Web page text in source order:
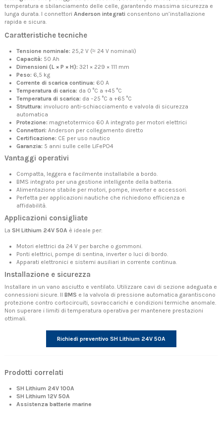
temperatura e sbilanciamento delle celle, garantendo massima sicurezza e
lunga durata. I connettori Anderson integrati consentono un’installazione
rapida e sicura.
Caratteristiche tecniche
Tensione nominale: 25,2 V (≈ 24 V nominali)
Capacità: 50 Ah
Dimensioni (L × P × H): 321 × 229 × 111 mm
Peso: 6,5 kg
Corrente di scarica continua: 60 A
Temperatura di carica: da 0 °C a +45 °C
Temperatura di scarica: da –25 °C a +65 °C
Struttura: involucro anti-schiacciamento e valvola di sicurezza
automatica
Protezione: magnetotermico 60 A integrato per motori elettrici
Connettori: Anderson per collegamento diretto
Certificazione: CE per uso nautico
Garanzia: 5 anni sulle celle LiFePO4
Vantaggi operativi
Compatta, leggera e facilmente installabile a bordo.
BMS integrato per una gestione intelligente della batteria.
Alimentazione stabile per motori, pompe, inverter e accessori.
Perfetta per applicazioni nautiche che richiedono efficienza e
affidabilità.
Applicazioni consigliate
La SH Lithium 24V 50A è ideale per:
Motori elettrici da 24 V per barche o gommoni.
Ponti elettrici, pompe di sentina, inverter o luci di bordo.
Apparati elettronici e sistemi ausiliari in corrente continua.
Installazione e sicurezza
Installare in un vano asciutto e ventilato. Utilizzare cavi di sezione adeguata e
connessioni sicure. Il BMS e la valvola di pressione automatica garantiscono
protezione contro cortocircuiti, sovraccarichi e condizioni termiche anomale.
Non superare i limiti di temperatura operativa per mantenere prestazioni
ottimali.
Richiedi preventivo SH Lithium 24V 50A
Prodotti correlati
SH Lithium 24V 100A
SH Lithium 12V 50A
Assistenza batterie marine